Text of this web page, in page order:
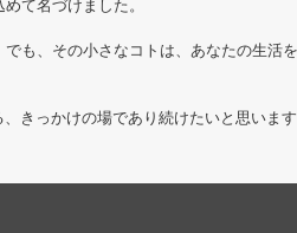
て名づけました。
も、その小さなコトは、あなたの生活
きっかけの場であり続けたいと思いま